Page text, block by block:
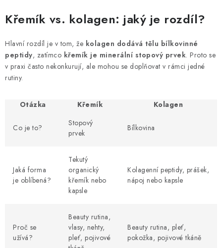
Křemík vs. kolagen: jaký je rozdíl?
Hlavní rozdíl je v tom, že kolagen dodává tělu bílkovinné
peptidy, zatímco křemík je minerální stopový prvek. Proto se
v praxi často nekonkurují, ale mohou se doplňovat v rámci jedné
rutiny.
Otázka Křemík Kolagen
Co je to?
Stopový
prvek
Bílkovina
Jaká forma
je oblíbená?
Tekutý
organický
křemík nebo
kapsle
Kolagenní peptidy, prášek,
nápoj nebo kapsle
Proč se
užívá?
Beauty rutina,
vlasy, nehty,
pleť, pojivové
Beauty rutina, pleť,
pokožka, pojivové tkáně